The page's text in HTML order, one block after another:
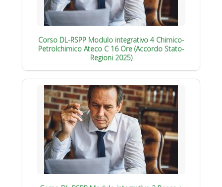
Corso DL-RSPP Modulo integrativo 4 Chimico-
Petrolchimico Ateco C 16 Ore (Accordo Stato-
Regioni 2025)